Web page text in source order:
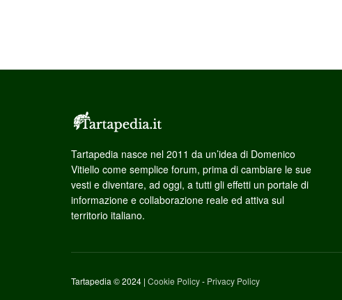
Tartapedia nasce nel 2011 da un’idea di Domenico
Vitiello come semplice forum, prima di cambiare le sue
vesti e diventare, ad oggi, a tutti gli effetti un portale di
informazione e collaborazione reale ed attiva sul
territorio italiano.
Tartapedia © 2024 | Cookie Policy- Privacy Policy